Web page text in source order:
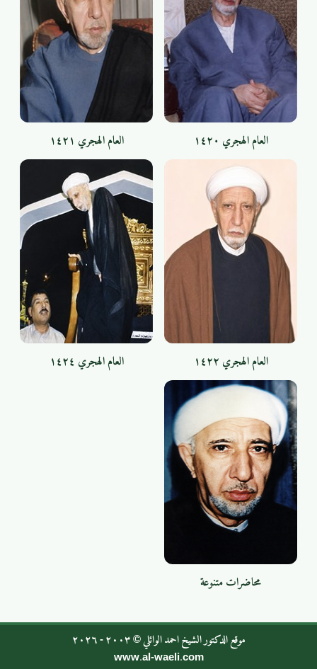
العام الهجري ١٤٢٠ العام الهجري ١٤٢١
العام الهجري ١٤٢٢ العام الهجري ١٤٢٤
محاضرات متنوعة
موقع الدكتور الشيخ احمد الوائلي © ٢٠٠٣ - ٢٠٢٦
www.al-waeli.com